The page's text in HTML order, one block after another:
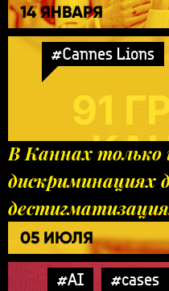
14 ЯНВАРЯ
#Cannes Lions
В Каннах только
дискриминациях
05 ИЮЛЯ
#AI #cases